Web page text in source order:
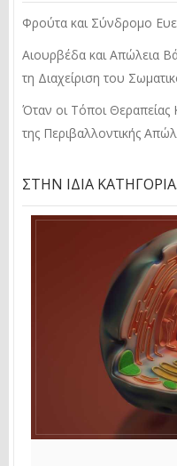
Φρούτα και Σύνδρομο
Αιουρβέδα και Απώλεια
τη Διαχείριση του
Όταν οι Τόποι
της Περιβαλλοντικής
ΣΤΗΝ ΊΔΙΑ